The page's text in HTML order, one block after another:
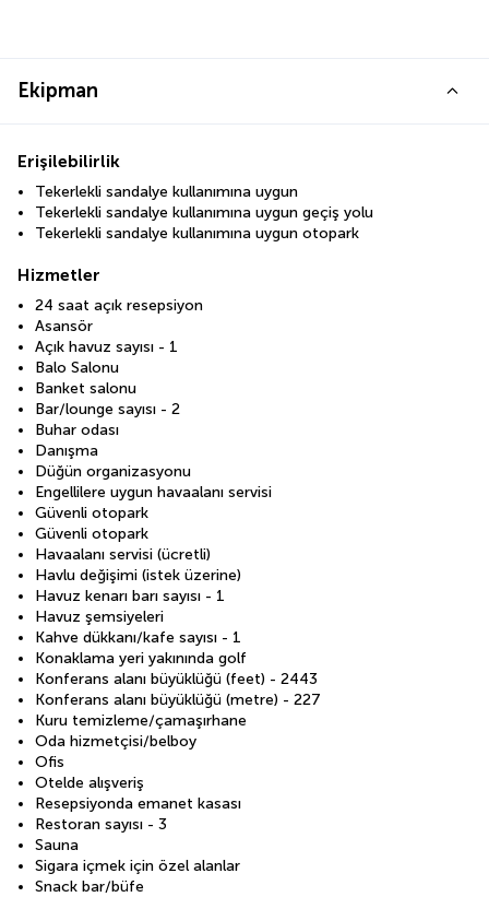
Ekipman
Erişilebilirlik
Tekerlekli sandalye kullanımına uygun
Tekerlekli sandalye kullanımına uygun geçiş yolu
Tekerlekli sandalye kullanımına uygun otopark
Hizmetler
24 saat açık resepsiyon
Asansör
Açık havuz sayısı - 1
Balo Salonu
Banket salonu
Bar/lounge sayısı - 2
Buhar odası
Danışma
Düğün organizasyonu
Engellilere uygun havaalanı servisi
Güvenli otopark
Güvenli otopark
Havaalanı servisi (ücretli)
Havlu değişimi (istek üzerine)
Havuz kenarı barı sayısı - 1
Havuz şemsiyeleri
Kahve dükkanı/kafe sayısı - 1
Konaklama yeri yakınında golf
Konferans alanı büyüklüğü (feet) - 2443
Konferans alanı büyüklüğü (metre) - 227
Kuru temizleme/çamaşırhane
Oda hizmetçisi/belboy
Ofis
Otelde alışveriş
Resepsiyonda emanet kasası
Restoran sayısı - 3
Sauna
Sigara içmek için özel alanlar
Snack bar/büfe